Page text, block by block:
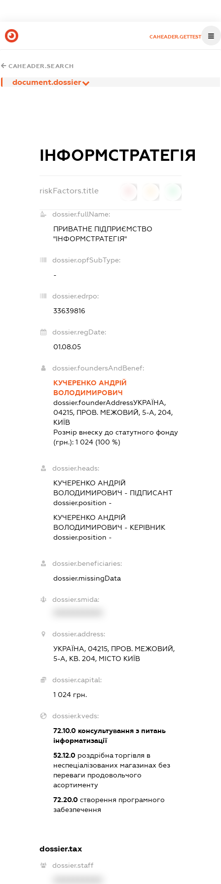
CAHEADER.GETTEST
CAHEADER.SEARCH
document.dossier
ІНФОРМСТРАТЕГІЯ
riskFactors.title
dossier.fullName:
ПРИВАТНЕ ПІДПРИЄМСТВО
"ІНФОРМСТРАТЕГІЯ"
dossier.opfSubType:
-
dossier.edrpo:
33639816
dossier.regDate:
01.08.05
dossier.foundersAndBenef:
КУЧЕРЕНКО АНДРІЙ
ВОЛОДИМИРОВИЧ
dossier.founderAddressУКРАЇНА,
04215, ПРОВ. МЕЖОВИЙ, 5-А, 204,
КИЇВ
Розмір внеску до статутного фонду
(грн.): 1 024(100 %)
dossier.heads:
КУЧЕРЕНКО АНДРІЙ
ВОЛОДИМИРОВИЧ - ПІДПИСАНТ
dossier.position -
КУЧЕРЕНКО АНДРІЙ
ВОЛОДИМИРОВИЧ - КЕРІВНИК
dossier.position -
dossier.beneficiaries:
dossier.missingData
dossier.smida:
dossier.address:
УКРАЇНА, 04215, ПРОВ. МЕЖОВИЙ,
5-А, КВ. 204, МІСТО КИЇВ
dossier.capital:
1 024 грн.
dossier.kveds:
72.10.0консультування з питань
інформатизації
52.12.0роздрібна торгівля в
неспеціалізованих магазинах без
переваги продовольчого
асортименту
72.20.0створення програмного
забезпечення
dossier.tax
dossier.staff